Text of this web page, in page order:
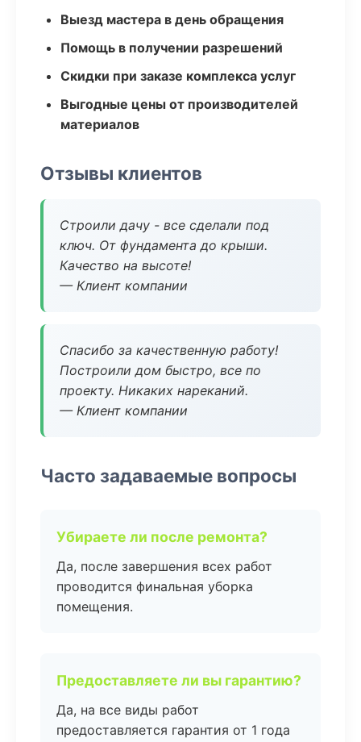
Выезд мастера в день обращения
Помощь в получении разрешений
Скидки при заказе комплекса услуг
Выгодные цены от производителей
материалов
Отзывы клиентов
Строили дачу - все сделали под
ключ. От фундамента до крыши.
Качество на высоте!
— Клиент компании
Спасибо за качественную работу!
Построили дом быстро, все по
проекту. Никаких нареканий.
— Клиент компании
Часто задаваемые вопросы
Убираете ли после ремонта?
Да, после завершения всех работ
проводится финальная уборка
помещения.
Предоставляете ли вы гарантию?
Да, на все виды работ
предоставляется гарантия от 1 года